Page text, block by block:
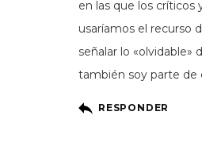
en las que los críticos
usaríamos el recurso
señalar lo «olvidable»
también soy parte de
RESPONDER